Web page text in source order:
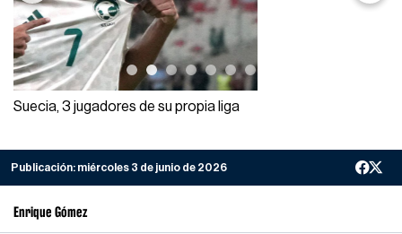
Suecia, 3 jugadores de su propia liga
Publicación: miércoles 3 de junio de 2026
Enrique Gómez